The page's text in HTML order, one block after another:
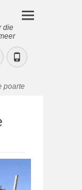
die
Instagram
Phone
poarte